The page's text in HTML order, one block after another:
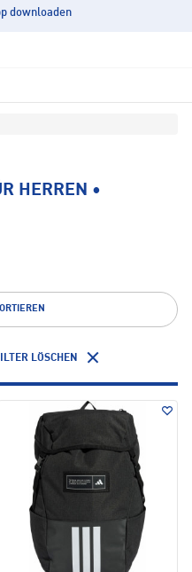
downloaden
HERREN •
LÖSCHEN